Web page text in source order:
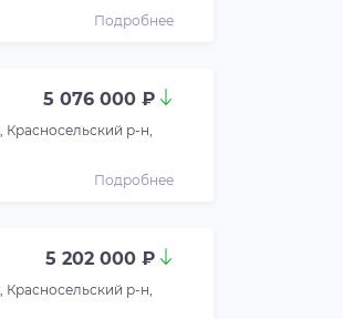
Подробнее
5 076 000 ₽
, Красносельский р-н,
Подробнее
5 202 000 ₽
, Красносельский р-н,